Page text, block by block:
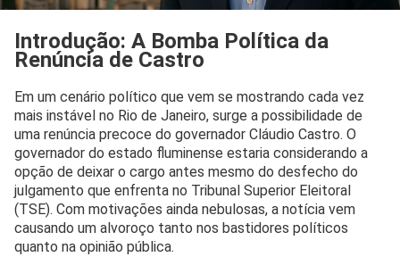
Introdução: A Bomba Política da
Renúncia de Castro
Em um cenário político que vem se mostrando cada vez
mais instável no Rio de Janeiro, surge a possibilidade de
uma renúncia precoce do governador Cláudio Castro. O
governador do estado fluminense estaria considerando a
opção de deixar o cargo antes mesmo do desfecho do
julgamento que enfrenta no Tribunal Superior Eleitoral
(TSE). Com motivações ainda nebulosas, a notícia vem
causando um alvoroço tanto nos bastidores políticos
quanto na opinião pública.